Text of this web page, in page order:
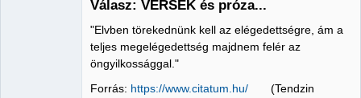
Válasz: VERSEK és próza...
"Elvben törekednünk kell az elégedettségre, ám a
teljes megelégedettség majdnem felér az
öngyilkossággal."
Forrás: https://www.citatum.hu/ (Tendzin